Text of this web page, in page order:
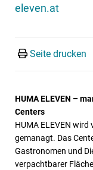
eleven.at
Seite drucken
HUMA ELEVEN –
Centers
HUMA ELEVEN wird
gemanagt. Das
Gastronomen und
verpachtbarer